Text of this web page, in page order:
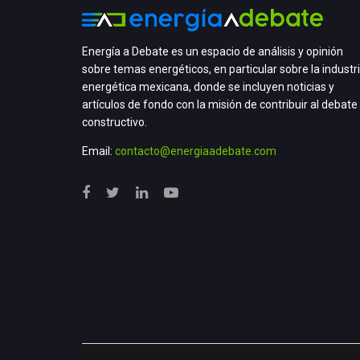
Energía a Debate es un espacio de análisis y opinión
sobre temas energéticos, en particular sobre la
energética mexicana, donde se incluyen noticias y
artículos de fondo con la misión de contribuir al debate
constructivo.
Email: contacto@energiaadebate.com